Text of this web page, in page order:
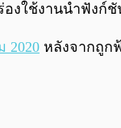
องใช้งานนำฟังก์
2020 หลังจากถูก